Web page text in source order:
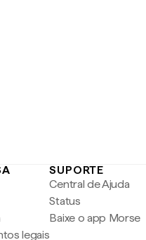
legais
SUPORTE
Central de Ajuda
Status
Baixe o app Morse